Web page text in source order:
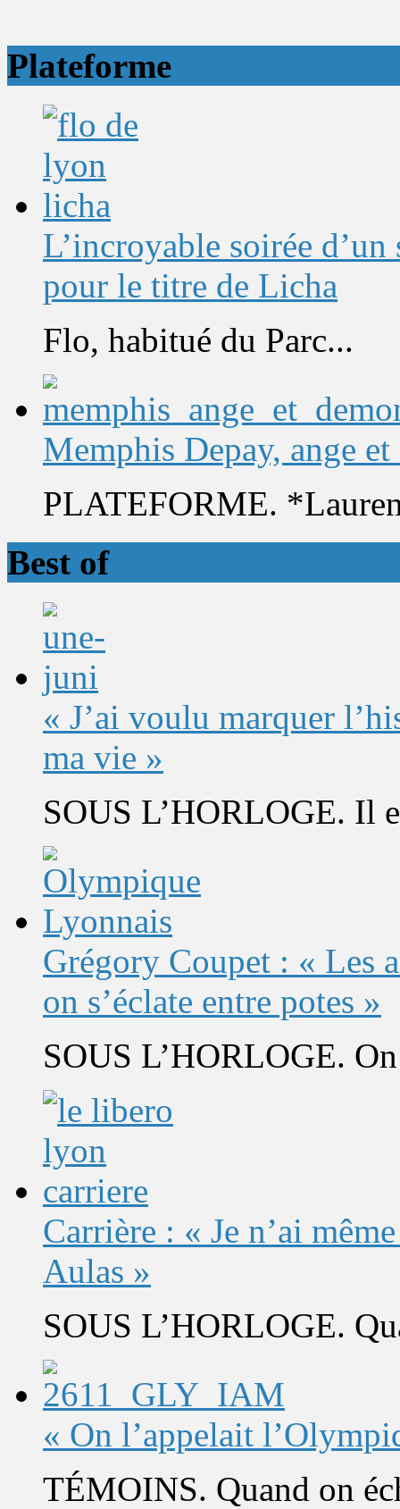
Plateforme
L’incroyable soirée
pour le titre de Licha
Flo, habitué du Parc...
Memphis Depay, ange et
PLATEFORME.
Best of
« J’ai voulu marquer
ma vie »
SOUS L’HORLOGE. Il
Grégory Coupet : « Les
on s’éclate entre potes »
SOUS L’HORLOGE.
Carrière : « Je n’ai
Aulas »
SOUS L’HORLOGE.
« On l’appelait
TÉMOINS. Quand on